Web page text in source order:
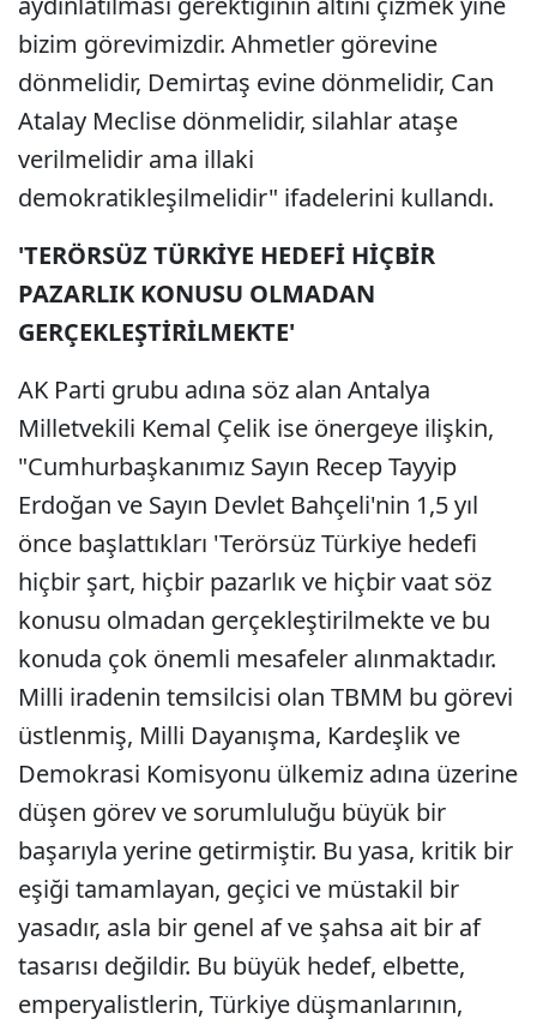
bizim görevimizdir. Ahmetler görevine
dönmelidir, Demirtaş evine dönmelidir, Can
Atalay Meclise dönmelidir, silahlar ataşe
verilmelidir ama illaki
demokratikleşilmelidir" ifadelerini kullandı.
'TERÖRSÜZ TÜRKİYE HEDEFİ HİÇBİR
PAZARLIK KONUSU OLMADAN
GERÇEKLEŞTİRİLMEKTE'
AK Parti grubu adına söz alan Antalya
Milletvekili Kemal Çelik ise önergeye ilişkin,
"Cumhurbaşkanımız Sayın Recep Tayyip
Erdoğan ve Sayın Devlet Bahçeli'nin 1,5 yıl
önce başlattıkları 'Terörsüz Türkiye hedefi
hiçbir şart, hiçbir pazarlık ve hiçbir vaat söz
konusu olmadan gerçekleştirilmekte ve bu
konuda çok önemli mesafeler alınmaktadır.
Milli iradenin temsilcisi olan TBMM bu görevi
üstlenmiş, Milli Dayanışma, Kardeşlik ve
Demokrasi Komisyonu ülkemiz adına üzerine
düşen görev ve sorumluluğu büyük bir
başarıyla yerine getirmiştir. Bu yasa, kritik bir
eşiği tamamlayan, geçici ve müstakil bir
yasadır, asla bir genel af ve şahsa ait bir af
tasarısı değildir. Bu büyük hedef, elbette,
emperyalistlerin, Türkiye düşmanlarının,